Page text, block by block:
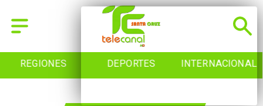
REGIONES DEPORTES INTERNACIONAL